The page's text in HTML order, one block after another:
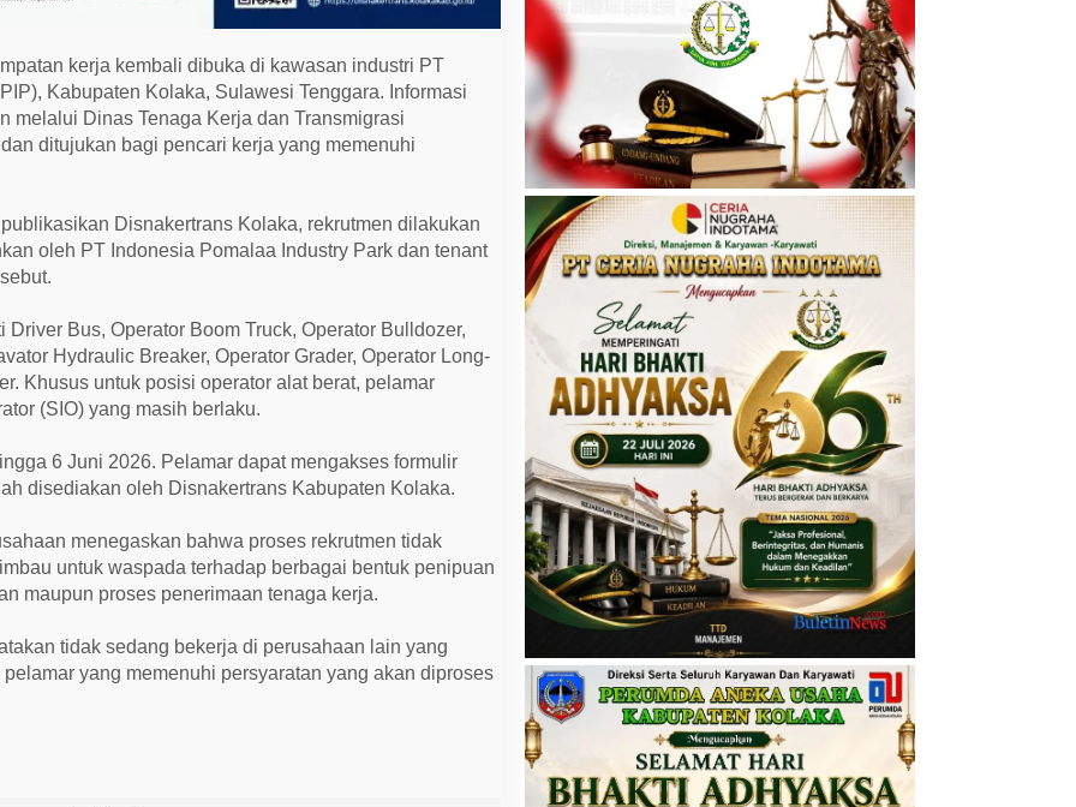
kerja kembali dibuka di kawasan industri PT
Kabupaten Kolaka, Sulawesi Tenggara. Informasi
melalui Dinas Tenaga Kerja dan Transmigrasi
ditujukan bagi pencari kerja yang memenuhi
Disnakertrans Kolaka, rekrutmen dilakukan
oleh PT Indonesia Pomalaa Industry Park dan tenant
Bus, Operator Boom Truck, Operator Bulldozer,
Hydraulic Breaker, Operator Grader, Operator Long-
Khusus untuk posisi operator alat berat, pelamar
(SIO) yang masih berlaku.
6 Juni 2026. Pelamar dapat mengakses formulir
disediakan oleh Disnakertrans Kabupaten Kolaka.
menegaskan bahwa proses rekrutmen tidak
untuk waspada terhadap berbagai bentuk penipuan
maupun proses penerimaan tenaga kerja.
tidak sedang bekerja di perusahaan lain yang
yang memenuhi persyaratan yang akan diproses